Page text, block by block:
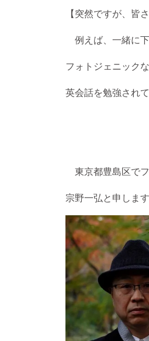
【突然ですが、皆
例えば、一緒に
フォトジェニック
英会話を勉強され
東京都豊島区で
宗野一弘と申します